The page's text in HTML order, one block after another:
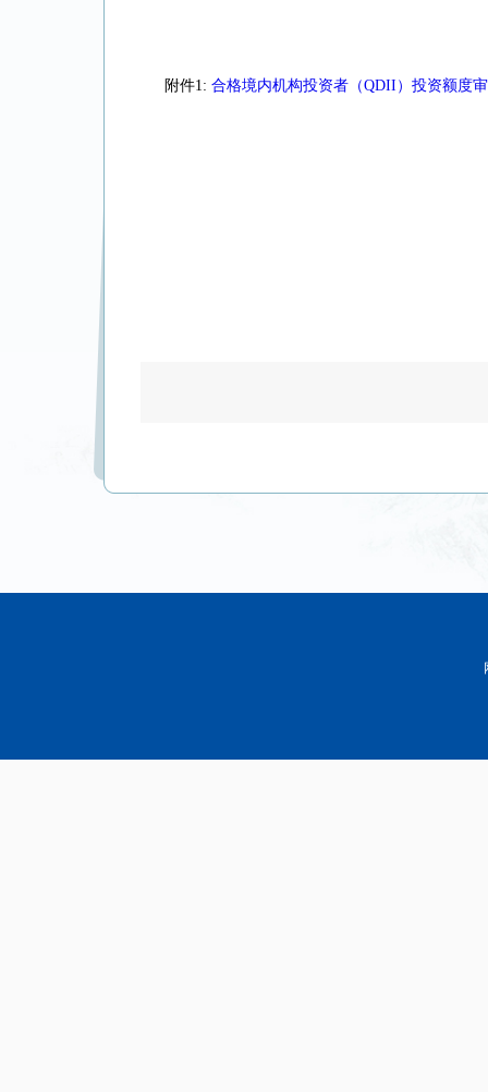
附件1: 合格境内机构投资者（QDII）投资额度